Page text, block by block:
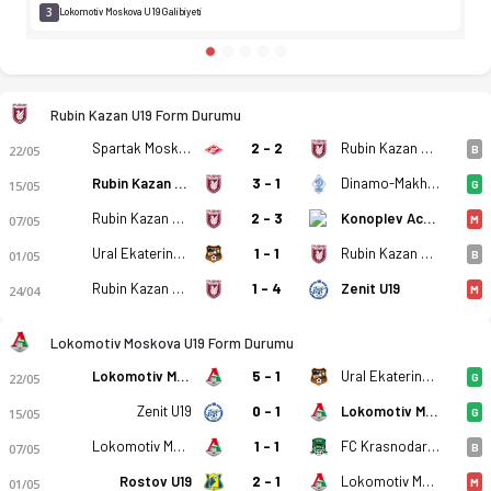
3 Lokomotiv Moskova U19 Galibiyeti
Rubin Kazan U19 Form Durumu
22/05 Spartak Moskova U19 2 - 2 Rubin Kazan U19 B
15/05 Rubin Kazan U19 3 - 1 Dinamo-Makhachkala U19 G
07/05 Rubin Kazan U19 2 - 3 Konoplev Academy U19 M
01/05 Ural Ekaterinburg U19 1 - 1 Rubin Kazan U19 B
24/04 Rubin Kazan U19 1 - 4 Zenit U19 M
Lokomotiv Moskova U19 Form Durumu
22/05 Lokomotiv Moskova U19 5 - 1 Ural Ekaterinburg U19 G
15/05 Zenit U19 0 - 1 Lokomotiv Moskova U19 G
07/05 Lokomotiv Moskova U19 1 - 1 FC Krasnodar U19 B
01/05 Rostov U19 2 - 1 Lokomotiv Moskova U19 M